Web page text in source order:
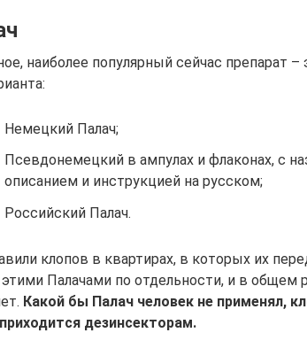
наиболее популярный сейчас препарат
Немецкий Палач;
Псевдонемецкий в ампулах и флаконах, с
описанием и инструкцией на русском;
Российский Палач.
клопов в квартирах, в которых их
Палачами по отдельности, и в
Какой бы Палач человек не применял,
дезинсекторам.